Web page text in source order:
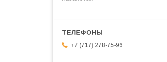
+7 (717) 278-75-96